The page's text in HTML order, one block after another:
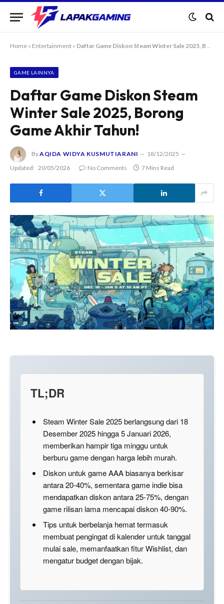
Home » Entertainment » Daftar Game Diskon Steam Winter Sale 2025, Borong Game Akhir Tahun!
GAME LAINNYA
Daftar Game Diskon Steam
Winter Sale 2025, Borong
Game Akhir Tahun!
ByAQIDA WIDYA KUSMUTIARANI
18/12/2025
Updated: 20/05/2026 No Comments 7 Mins Read
TL;DR
Steam Winter Sale 2025 berlangsung dari 18
Desember 2025 hingga 5 Januari 2026,
memberikan hampir tiga minggu untuk
berburu game dengan harga lebih murah.
Diskon untuk game AAA biasanya berkisar
antara 20-40%, sementara game indie bisa
mendapatkan diskon antara 25-75%, dengan
game rilisan lama mencapai diskon 40-90%.
Tips untuk berbelanja hemat termasuk
membuat pengingat di kalender untuk tanggal
mulai sale, memanfaatkan fitur Wishlist, dan
mengatur budget dengan bijak.